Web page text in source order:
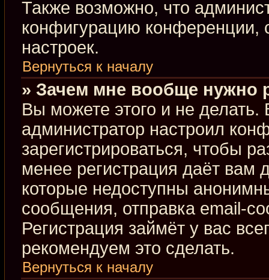
Также возможно, что
конфигурацию конференции,
настроек.
Вернуться к началу
» Зачем мне вообще нужно
Вы можете этого и не делать.
администратор настроил
зарегистрироваться, чтобы
менее регистрация даёт вам
которые недоступны
сообщения, отправка email-
Регистрация займёт у вас
рекомендуем это сделать.
Вернуться к началу